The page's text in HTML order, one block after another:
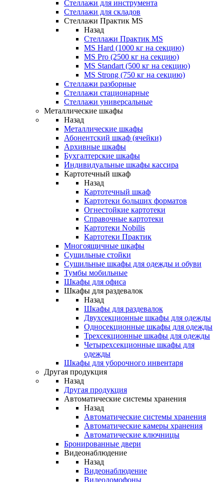
Стеллажи для инструмента
Стеллажи для складов
Стеллажи Практик MS
Назад
Стеллажи Практик MS
MS Hard (1000 кг на секцию)
MS Pro (2500 кг на секцию)
MS Standart (500 кг на секцию)
MS Strong (750 кг на секцию)
Стеллажи разборные
Стеллажи стационарные
Стеллажи универсальные
Металлические шкафы
Назад
Металлические шкафы
Абонентский шкаф (ячейки)
Архивные шкафы
Бухгалтерские шкафы
Индивидуальные шкафы кассира
Картотечный шкаф
Назад
Картотечный шкаф
Картотеки больших форматов
Огнестойкие картотеки
Справочные картотеки
Картотеки Nobilis
Картотеки Практик
Многоящичные шкафы
Сушильные стойки
Сушильные шкафы для одежды и обуви
Тумбы мобильные
Шкафы для офиса
Шкафы для раздевалок
Назад
Шкафы для раздевалок
Двухсекционные шкафы для одежды
Односекционные шкафы для одежды
Трехсекционные шкафы для одежды
Четырехсекционные шкафы для
одежды
Шкафы для уборочного инвентаря
Другая продукция
Назад
Другая продукция
Автоматические системы хранения
Назад
Автоматические системы хранения
Автоматические камеры хранения
Автоматические ключницы
Бронированные двери
Видеонаблюдение
Назад
Видеонаблюдение
Видеодомофоны